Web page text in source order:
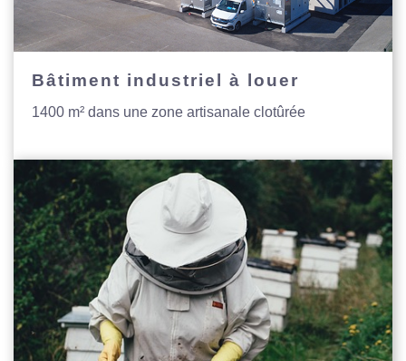
Bâtiment industriel à louer
1400 m² dans une zone artisanale clotûrée